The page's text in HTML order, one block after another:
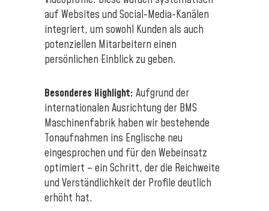
auf Websites und Social-Media-Kanälen
integriert, um sowohl Kunden als auch
potenziellen Mitarbeitern einen
persönlichen Einblick zu geben.
Besonderes Highlight: Aufgrund der
internationalen Ausrichtung der BMS
Maschinenfabrik haben wir bestehende
Tonaufnahmen ins Englische neu
eingesprochen und für den Webeinsatz
optimiert – ein Schritt, der die Reichweite
und Verständlichkeit der Profile deutlich
erhöht hat.